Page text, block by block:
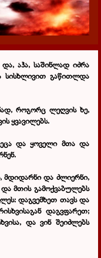
და, აჰა, საშინლად იძრა
სისხლივით გაწითლდა
როგორც ლეღვის ხე,
ყვავილებს.
და ყოველი მთა და
მდიდარნი და ძლიერნი,
მთის გამოქვაბულებს
დაგვემხეთ თავს და
დაგვფარეთ;
და ვინ შეიძლებს